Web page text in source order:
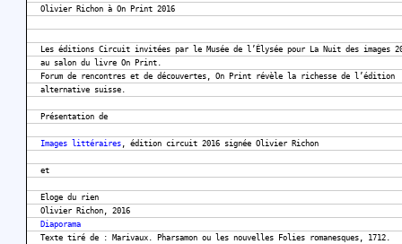
Olivier Richon à On Print 2016
Les éditions Circuit invitées par le Musée de l’Élysée pour La Nuit des images
au salon du livre On Print.
Forum de rencontres et de découvertes, On Print révèle la richesse de l’édition
alternative suisse.
Présentation de
Images littéraires , édition circuit 2016 signée Olivier Richon
et
Eloge du rien
Olivier Richon, 2016
Diaporama
Texte tiré de : Marivaux. Pharsamon ou les nouvelles Folies romanesques, 1712.